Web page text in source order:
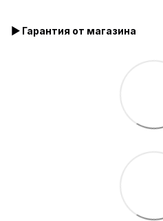
▶ Гарантия от магазина